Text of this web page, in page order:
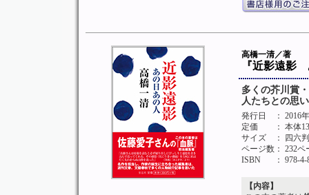
高橋一清／著
『近影遠影
多くの芥川賞
人たちとの思
発行日
： 2016
定価
： 本体
サイズ
： 四六
ページ数： 232ペ
ISBN
： 978-
【内容】